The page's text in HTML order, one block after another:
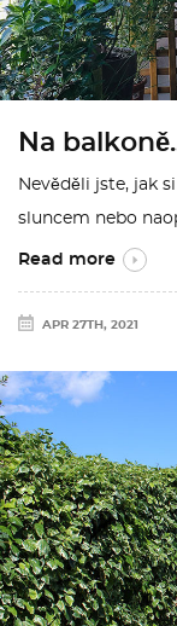
Na
Nevěděli jste, jak
sluncem nebo
Read more
APR 27TH, 2021